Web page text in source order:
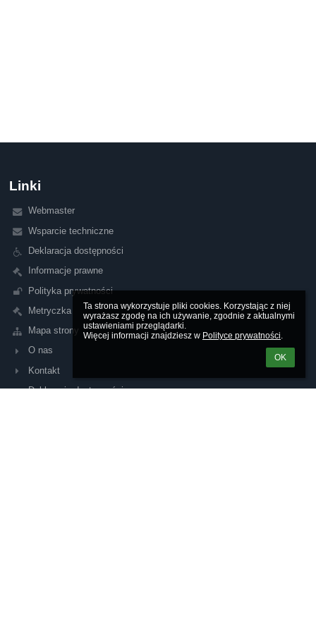
Ta strona wykorzystuje pliki cookies. Korzystając z niej
wyrażasz zgodę na ich używanie, zgodnie z aktualnymi
ustawieniami przeglądarki.
Więcej informacji znajdziesz w Polityce prywatności.
OK
Linki
Webmaster
Wsparcie techniczne
Deklaracja dostępności
Informacje prawne
Polityka prywatności
Metryczka
Mapa strony
O nas
Kontakt
Deklaracja dostępności